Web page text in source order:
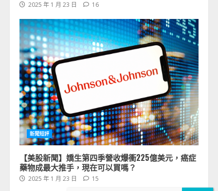
2025 年 1 月 23 日 16
新聞短評
【美股新聞】嬌生第四季營收爆衝225億美元，癌症
藥物成最大推手，現在可以買嗎？
2025 年 1 月 23 日 15